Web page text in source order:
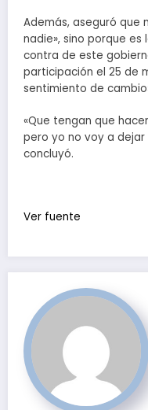
Además, aseguró que
nadie», sino porque
contra de este
participación el 25 de
sentimiento de
«Que tengan que
pero yo no voy a
concluyó.
Ver fuente